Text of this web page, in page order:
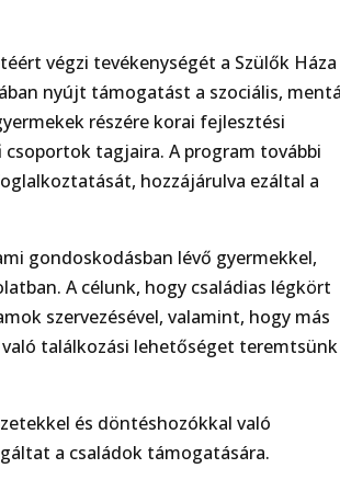
végzi tevékenységét a Szülők Háza
nyújt támogatást a szociális,
részére korai fejlesztési
tagjaira. A program további
hozzájárulva ezáltal a
gondoskodásban lévő gyermekkel,
A célunk, hogy családias légkört
szervezésével, valamint, hogy más
találkozási lehetőséget teremtsünk
és döntéshozókkal való
a családok támogatására.